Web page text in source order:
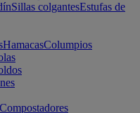
Sillas colgantesEstufas de
HamacasColumpios
Compostadores